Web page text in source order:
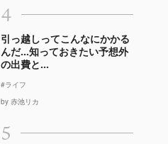
4
引っ越しってこんなにかかる
んだ…知っておきたい予想外
の出費と...
#ライフ
by 赤池リカ
5